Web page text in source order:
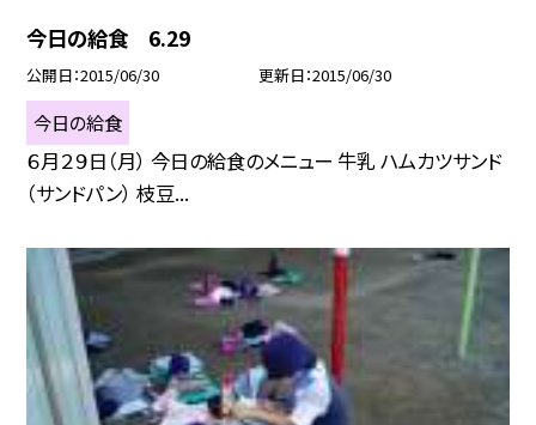
今日の給食 6.29
公開日 2015/06/30 更新日 2015/06/30
今日の給食
６月２９日（月） 今日の給食のメニュー 牛乳 ハムカツサンド
（サンドパン） 枝豆...